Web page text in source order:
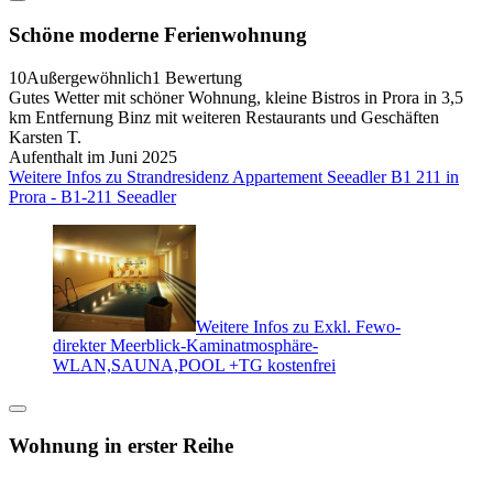
Schöne moderne Ferienwohnung
10Außergewöhnlich1 Bewertung
Gutes Wetter mit schöner Wohnung, kleine Bistros in Prora in 3,5
km Entfernung Binz mit weiteren Restaurants und Geschäften
Karsten T.
Aufenthalt im Juni 2025
Weitere Infos zu Strandresidenz Appartement Seeadler B1 211 in
Prora - B1-211 Seeadler
Weitere Infos zu Exkl. Fewo-
direkter Meerblick-Kaminatmosphäre-
WLAN,SAUNA,POOL +TG kostenfrei
Wohnung in erster Reihe